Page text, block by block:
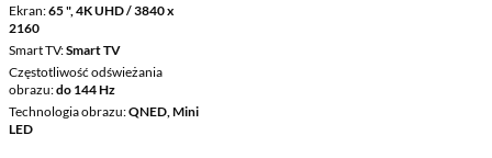
Ekran 65 ", 4K UHD / 3840 x
2160
Smart TV Smart TV
Częstotliwość odświeżania
obrazu do 144 Hz
Technologia obrazu QNED, Mini
LED